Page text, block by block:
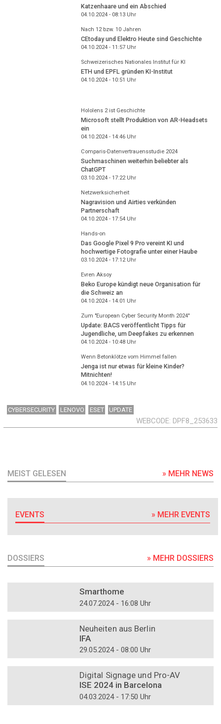
Katzenhaare und ein Abschied
04.10.2024 - 08:13Uhr
Nach 12 bzw. 10 Jahren
CEtoday und Elektro Heute sind Geschichte
04.10.2024 - 11:57Uhr
Schweizerisches Nationales Institut für KI
ETH und EPFL gründen KI-Institut
04.10.2024 - 10:51 Uhr
Hololens 2 ist Geschichte
Microsoft stellt Produktion von AR-Headsets
ein
04.10.2024 - 14:46Uhr
Comparis-Datenvertrauensstudie 2024
Suchmaschinen weiterhin beliebter als
ChatGPT
03.10.2024 - 17:22Uhr
Netzwerksicherheit
Nagravision und Airties verkünden
Partnerschaft
04.10.2024 - 17:54Uhr
Hands-on
Das Google Pixel 9 Pro vereint KI und
hochwertige Fotografie unter einer Haube
03.10.2024 - 17:12Uhr
Evren Aksoy
Beko Europe kündigt neue Organisation für
die Schweiz an
04.10.2024 - 14:01 Uhr
Zum "European Cyber Security Month 2024"
Update: BACS veröffentlicht Tipps für
Jugendliche, um Deepfakes zu erkennen
04.10.2024 - 10:48Uhr
Wenn Betonklötze vom Himmel fallen
Jenga ist nur etwas für kleine Kinder?
Mitnichten!
04.10.2024 - 14:15Uhr
CYBERSECURITY LENOVO ESET UPDATE
WEBCODE DPF8_253633
MEIST GELESEN » MEHR NEWS
EVENTS » MEHR EVENTS
DOSSIERS » MEHR DOSSIERS
Smarthome
24.07.2024 - 16:08 Uhr
Neuheiten aus Berlin
IFA
29.05.2024 - 08:00 Uhr
Digital Signage und Pro-AV
ISE 2024 in Barcelona
04.03.2024 - 17:50 Uhr